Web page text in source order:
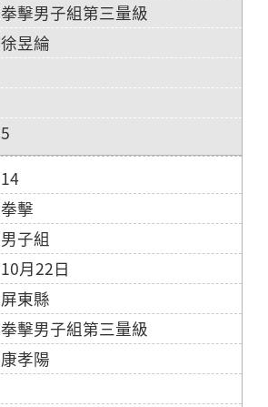
拳擊男子組第三量級
徐昱綸
5
14
拳擊
男子組
10月22日
屏東縣
拳擊男子組第三量級
康孝陽